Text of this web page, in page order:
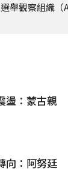
舉觀察組織
盪：蒙古親
向：阿努廷